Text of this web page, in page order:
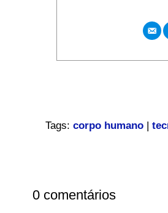
Tags: corpo humano|
0 comentários